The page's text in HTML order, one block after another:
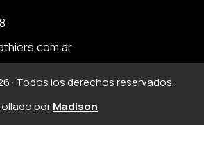
· Todos los derechos reservados.
porMadison